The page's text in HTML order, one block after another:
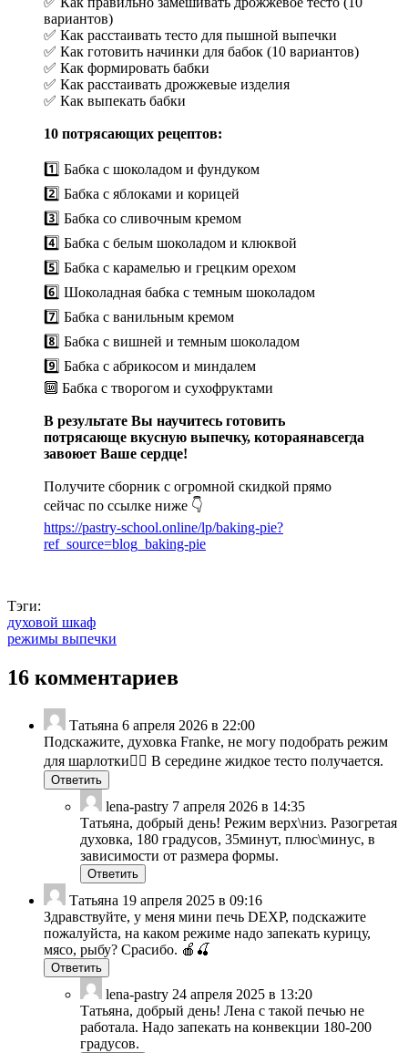
вариантов)
✅ Как расстаивать тесто для пышной выпечки
✅ Как готовить начинки для бабок (10 вариантов)
✅ Как формировать бабки
✅ Как расстаивать дрожжевые изделия
✅ Как выпекать бабки
10 потрясающих рецептов:
1️⃣ Бабка с шоколадом и фундуком
2️⃣ Бабка с яблоками и корицей
3️⃣ Бабка со сливочным кремом
4️⃣ Бабка с белым шоколадом и клюквой
5️⃣ Бабка с карамелью и грецким орехом
6️⃣ Шоколадная бабка с темным шоколадом
7️⃣ Бабка с ванильным кремом
8️⃣ Бабка с вишней и темным шоколадом
9️⃣ Бабка с абрикосом и миндалем
🔟 Бабка с творогом и сухофруктами
В результате Вы научитесь готовить
потрясающе вкусную выпечку, котораянавсегда
завоюет Ваше сердце!
Получите сборник с огромной скидкой прямо
сейчас по ссылке ниже 👇
https://pastry-school.online/lp/baking-pie?
ref_source=blog_baking-pie
Тэги:
духовой шкаф
режимы выпечки
16 комментариев
Татьяна 6 апреля 2026 в 22:00
Подскажите, духовка Franke, не могу подобрать режим
для шарлотки🤦‍♀️ В середине жидкое тесто получается.
Ответить
lena-pastry 7 апреля 2026 в 14:35
Татьяна, добрый день! Режим верх\низ. Разогретая
духовка, 180 градусов, 35минут, плюс\минус, в
зависимости от размера формы.
Ответить
Татьяна 19 апреля 2025 в 09:16
Здравствуйте, у меня мини печь DEXP, подскажите
пожалуйста, на каком режиме надо запекать курицу,
мясо, рыбу? Срасибо. 🍎🍒
Ответить
lena-pastry 24 апреля 2025 в 13:20
Татьяна, добрый день! Лена с такой печью не
работала. Надо запекать на конвекции 180-200
градусов.